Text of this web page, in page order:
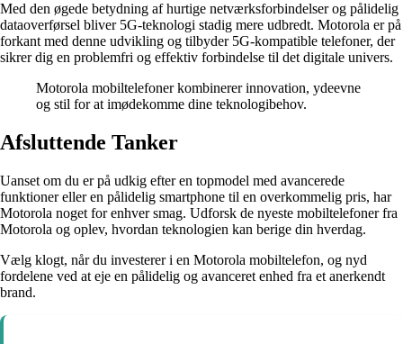
Med den øgede betydning af hurtige netværksforbindelser og pålidelig
dataoverførsel bliver 5G-teknologi stadig mere udbredt. Motorola er på
forkant med denne udvikling og tilbyder 5G-kompatible telefoner, der
sikrer dig en problemfri og effektiv forbindelse til det digitale univers.
Motorola mobiltelefoner kombinerer innovation, ydeevne
og stil for at imødekomme dine teknologibehov.
Afsluttende Tanker
Uanset om du er på udkig efter en topmodel med avancerede
funktioner eller en pålidelig smartphone til en overkommelig pris, har
Motorola noget for enhver smag. Udforsk de nyeste mobiltelefoner fra
Motorola og oplev, hvordan teknologien kan berige din hverdag.
Vælg klogt, når du investerer i en Motorola mobiltelefon, og nyd
fordelene ved at eje en pålidelig og avanceret enhed fra et anerkendt
brand.